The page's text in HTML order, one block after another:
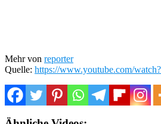
Mehr von reporter
Quelle: https://www.youtube.com/